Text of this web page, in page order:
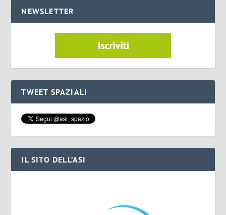
NEWSLETTER
TWEET SPAZIALI
IL SITO DELL’ASI